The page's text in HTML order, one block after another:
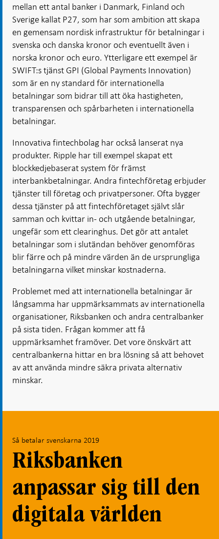
mellan ett antal banker i Danmark, Finland och
Sverige kallat P27, som har som ambition att skapa
en gemensam nordisk infrastruktur för betalningar i
svenska och danska kronor och eventuellt även i
norska kronor och euro. Ytterligare ett exempel är
SWIFT:s tjänst GPI (Global Payments Innovation)
som är en ny standard för internationella
betalningar som bidrar till att öka hastigheten,
transparensen och spårbarheten i internationella
betalningar.
Innovativa fintechbolag har också lanserat nya
produkter. Ripple har till exempel skapat ett
blockkedjebaserat system för främst
interbankbetalningar. Andra fintechföretag erbjuder
tjänster till företag och privatpersoner. Ofta bygger
dessa tjänster på att fintechföretaget självt slår
samman och kvittar in- och utgående betalningar,
ungefär som ett clearinghus. Det gör att antalet
betalningar som i slutändan behöver genomföras
blir färre och på mindre värden än de ursprungliga
betalningarna vilket minskar kostnaderna.
Problemet med att internationella betalningar är
långsamma har uppmärksammats av internationella
organisationer, Riksbanken och andra centralbanker
på sista tiden. Frågan kommer att få
uppmärksamhet framöver. Det vore önskvärt att
centralbankerna hittar en bra lösning så att behovet
av att använda mindre säkra privata alternativ
minskar.
Så betalar svenskarna 2019
Riksbanken
anpassar sig till den
digitala världen